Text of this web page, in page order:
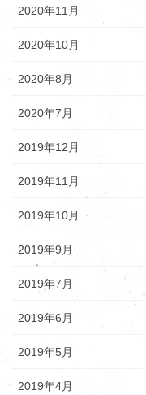
2020年11月
2020年10月
2020年8月
2020年7月
2019年12月
2019年11月
2019年10月
2019年9月
2019年7月
2019年6月
2019年5月
2019年4月